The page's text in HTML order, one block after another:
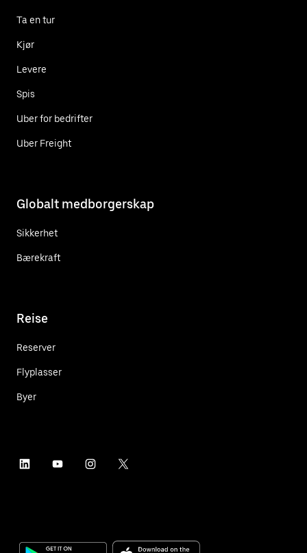
Ta en tur
Kjør
Levere
Spis
Uber for bedrifter
Uber Freight
Globalt medborgerskap
Sikkerhet
Bærekraft
Reise
Reserver
Flyplasser
Byer